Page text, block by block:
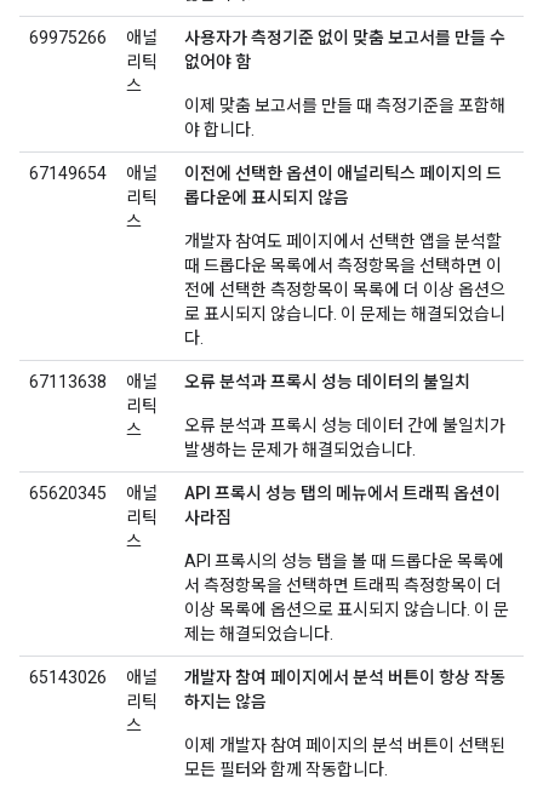
69975266
애널
리틱
스
사용자가 측정기준 없이 맞춤 보고서를 만들 수
없어야 함
이제 맞춤 보고서를 만들 때 측정기준을 포함해
야 합니다.
67149654
애널
리틱
스
이전에 선택한 옵션이 애널리틱스 페이지의 드
롭다운에 표시되지 않음
개발자 참여도 페이지에서 선택한 앱을 분석할
때 드롭다운 목록에서 측정항목을 선택하면 이
전에 선택한 측정항목이 목록에 더 이상 옵션으
로 표시되지 않습니다. 이 문제는 해결되었습니
다.
67113638
애널
리틱
스
오류 분석과 프록시 성능 데이터의 불일치
오류 분석과 프록시 성능 데이터 간에 불일치가
발생하는 문제가 해결되었습니다.
65620345
애널
리틱
스
API 프록시 성능 탭의 메뉴에서 트래픽 옵션이
사라짐
API 프록시의 성능 탭을 볼 때 드롭다운 목록에
서 측정항목을 선택하면 트래픽 측정항목이 더
이상 목록에 옵션으로 표시되지 않습니다. 이 문
제는 해결되었습니다.
65143026
애널
리틱
스
개발자 참여 페이지에서 분석 버튼이 항상 작동
하지는 않음
이제 개발자 참여 페이지의 분석 버튼이 선택된
모든 필터와 함께 작동합니다.